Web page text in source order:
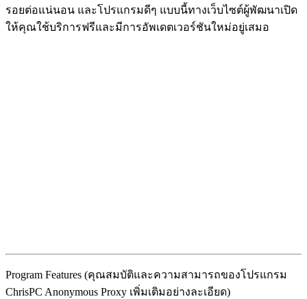
รอยต่อแน่นอน และโปรแกรมดีๆ แบบนี้ทางเว็บไซต์ผู้พัฒนาเปิด
ให้คุณใช้บริการฟรีและมีการอัพเดตเวอร์ชันใหม่อยู่เสมอ
Program Features (คุณสมบัติและความสามารถของโปรแกรม
ChrisPC Anonymous Proxy เพิ่มเติมอย่างละเอียด)